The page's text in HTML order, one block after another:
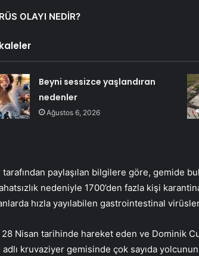
OLAYI NEDİR?
Beyni sessizce yaşlandıran
nedenler
Ağustos 6, 2026
paylaşılan bilgilere göre, gemide
nedeniyle 1700’den fazla kişi
hızla yayılabilen gastrointestinal
28 Nisan tarihinde hareket eden ve Dominik
kruvaziyer gemisinde çok sayıda